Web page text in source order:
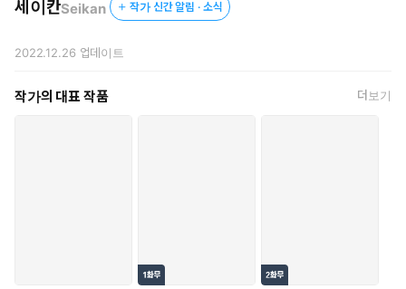
세이칸Seikan 작가 신간 알림 · 소식
2022.12.26 업데이트
작가의 대표 작품 더보기